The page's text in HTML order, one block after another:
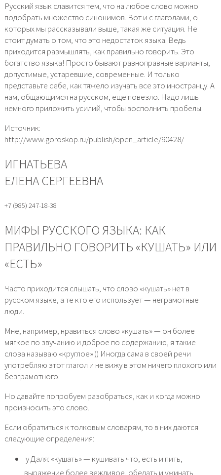
Русский язык славится тем, что на любое слово можно
подобрать множество синонимов. Вот и с глаголами, о
которых мы рассказывали выше, такая же ситуация. Не
стоит думать о том, что это недостаток языка. Ведь
приходится размышлять, как правильно говорить. Это
богатство языка! Просто бывают равноправные варианты,
допустимые, устаревшие, современные. И только
представьте себе, как тяжело изучать все это иностранцу. А
нам, общающимся на русском, еще повезло. Надо лишь
немного приложить усилий, чтобы восполнить пробелы.
Источник:
http://www.goroskop.ru/publish/open_article/90428/
ИГНАТЬЕВА
ЕЛЕНА СЕРГЕЕВНА
+7 (985) 247-18-38
МИФЫ РУССКОГО ЯЗЫКА: КАК
ПРАВИЛЬНО ГОВОРИТЬ «КУШАТЬ» ИЛИ
«ЕСТЬ»
Часто приходится слышать, что слово «кушать» нет в
русском языке, а те кто его использует — неграмотные
люди.
Мне, например, нравиться слово «кушать» — он более
мягкое по звучанию и доброе по содержанию, я такие
слова называю «круглое» )) Иногда сама в своей речи
употребляю этот глагол и не вижу в этом ничего плохого или
безграмотного.
Но давайте попробуем разобраться, как и когда можно
произносить это слово.
Если обратиться к толковым словарям, то в них даются
следующие определения:
 у Даля: «кушать» — кушивать что, есть и пить,
выражение более вежливое, обедать и ужинать.